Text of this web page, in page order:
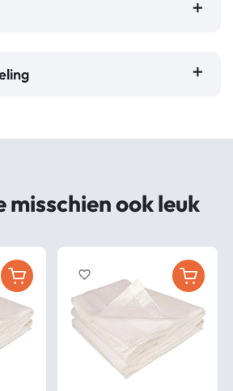
misschien ook leuk
favorite_border